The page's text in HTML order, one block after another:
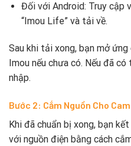
Đối với Android: Truy cập
“Imou Life” và tải về.
Sau khi tải xong, bạn mở
Imou nếu chưa có. Nếu đã
nhập.
Bước 2: Cắm Nguồn Cho
Khi đã chuẩn bị xong, bạn
với nguồn điện bằng cách